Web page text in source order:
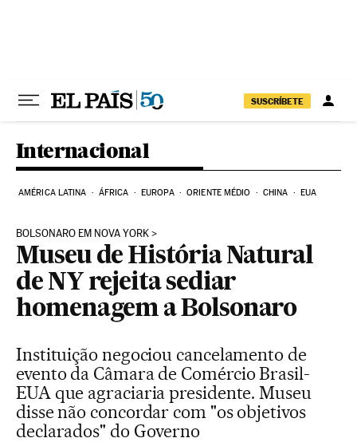
SUSCRÍBETE
Internacional
AMÉRICA LATINA ÁFRICA EUROPA ORIENTE MÉDIO CHINA EUA
BOLSONARO EM NOVA YORK
Museu de História Natural
de NY rejeita sediar
homenagem a Bolsonaro
Instituição negociou cancelamento de
evento da Câmara de Comércio Brasil-
EUA que agraciaria presidente. Museu
disse não concordar com "os objetivos
declarados" do Governo